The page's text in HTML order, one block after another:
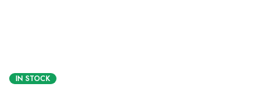
IN STOCK